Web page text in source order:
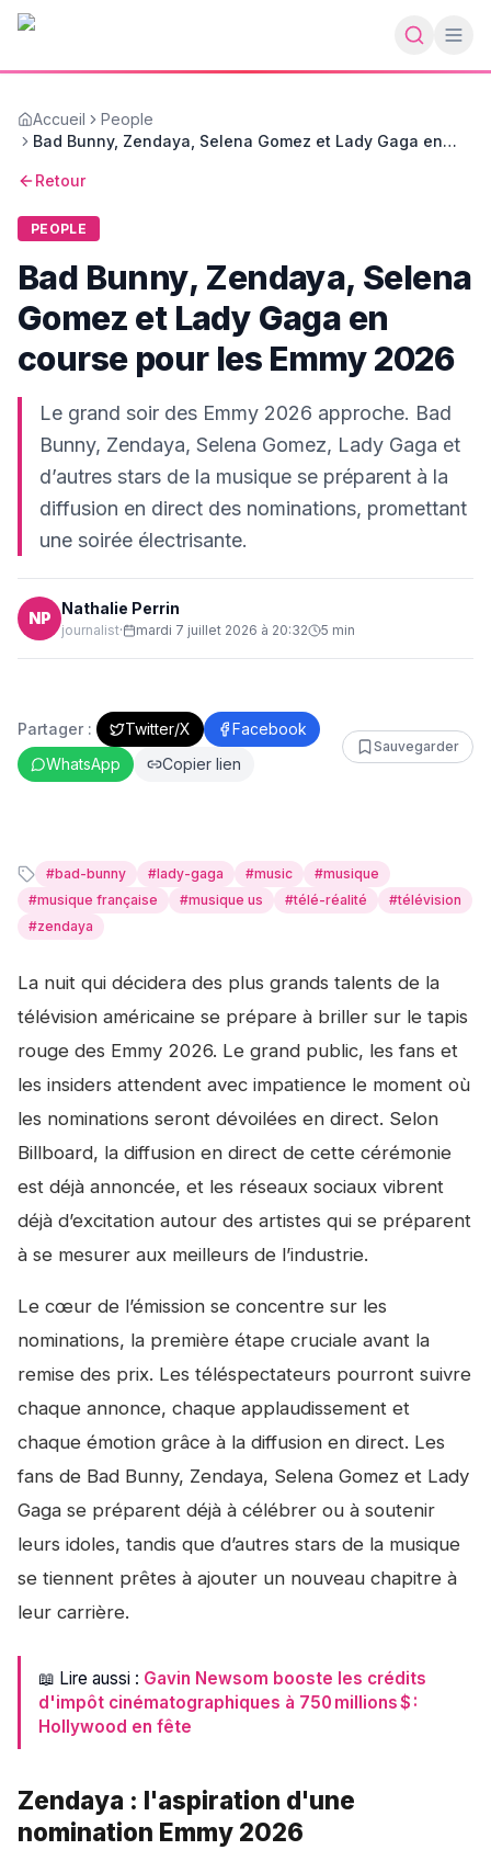
Accueil
People
Bad Bunny, Zendaya, Selena Gomez et Lady Gaga en
Retour
PEOPLE
Bad Bunny, Zendaya, Selena
Gomez et Lady Gaga en
course pour les Emmy 2026
Le grand soir des Emmy 2026 approche. Bad
Bunny, Zendaya, Selena Gomez, Lady Gaga et
d’autres stars de la musique se préparent à la
diffusion en direct des nominations, promettant
une soirée électrisante.
NP
Nathalie Perrin
journalist· mardi 7 juillet 2026 à 20:32 5 min
Partager : Twitter/X
Facebook
WhatsApp
Copier lien
Sauvegarder
#bad-bunny #lady-gaga #music #musique
#musique française #musique us #télé-réalité #télévision
#zendaya
La nuit qui décidera des plus grands talents de la
télévision américaine se prépare à briller sur le tapis
rouge des Emmy 2026. Le grand public, les fans et
les insiders attendent avec impatience le moment où
les nominations seront dévoilées en direct. Selon
Billboard, la diffusion en direct de cette cérémonie
est déjà annoncée, et les réseaux sociaux vibrent
déjà d’excitation autour des artistes qui se préparent
à se mesurer aux meilleurs de l’industrie.
Le cœur de l’émission se concentre sur les
nominations, la première étape cruciale avant la
remise des prix. Les téléspectateurs pourront suivre
chaque annonce, chaque applaudissement et
chaque émotion grâce à la diffusion en direct. Les
fans de Bad Bunny, Zendaya, Selena Gomez et Lady
Gaga se préparent déjà à célébrer ou à soutenir
leurs idoles, tandis que d’autres stars de la musique
se tiennent prêtes à ajouter un nouveau chapitre à
leur carrière.
📖 Lire aussi : Gavin Newsom booste les crédits
d'impôt cinématographiques à 750 millions $ :
Hollywood en fête
Zendaya : l'aspiration d'une
nomination Emmy 2026